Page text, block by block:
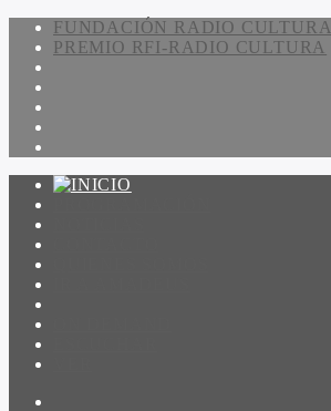
FUNDACIÓN RADIO CULTURA
PREMIO RFI-RADIO CULTURA